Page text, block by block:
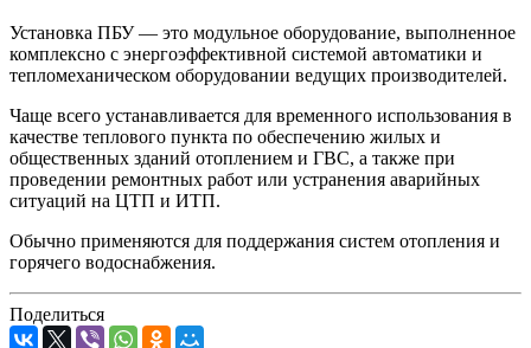
Установка ПБУ — это модульное оборудование, выполненное
комплексно с энергоэффективной системой автоматики и
тепломеханическом оборудовании ведущих производителей.
Чаще всего устанавливается для временного использования в
качестве теплового пункта по обеспечению жилых и
общественных зданий отоплением и ГВС, а также при
проведении ремонтных работ или устранения аварийных
ситуаций на ЦТП и ИТП.
Обычно применяются для поддержания систем отопления и
горячего водоснабжения.
Поделиться